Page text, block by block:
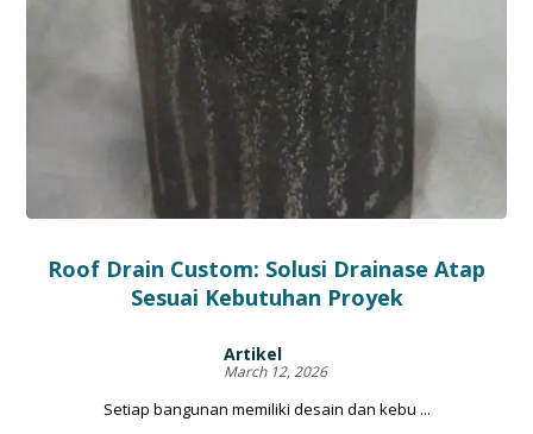
Roof Drain Custom: Solusi Drainase Atap
Sesuai Kebutuhan Proyek
Artikel
March 12, 2026
Setiap bangunan memiliki desain dan kebu ...